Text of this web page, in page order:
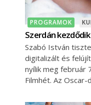
PROGRAMOK
Szerdán
Szabó István
digitalizált és
nyílik meg február
Filmhét. Az Oscar-